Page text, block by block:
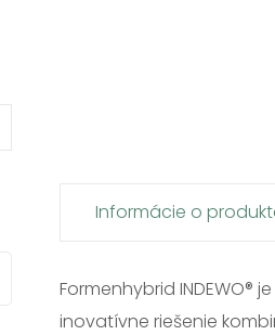
Informácie o
Formenhybrid
inovatívne riešenie